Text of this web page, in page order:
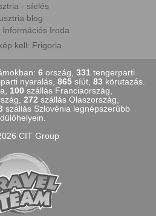
- síelés
blog
Információs Iroda
kell: Frigoria
6ország, 331tengerparti
nyaralás, 865 síút, 83 körutazás.
100 szállás Franciaország,
272 szállás Olaszország,
szállás Szlovénia legnépszerűbb
CIT Group